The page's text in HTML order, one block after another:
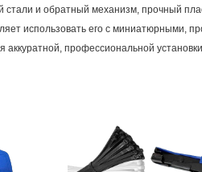
стали и обратный механизм, прочный
использовать его с
аккуратной, профессиональной